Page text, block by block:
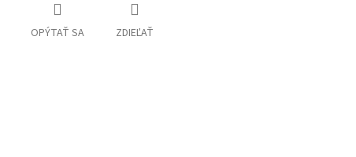
OPÝTAŤ SA ZDIEĽAŤ